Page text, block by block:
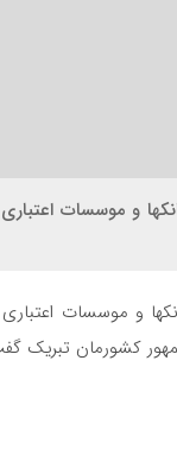
و موسسات
و موسسات
کشورمان تبریک